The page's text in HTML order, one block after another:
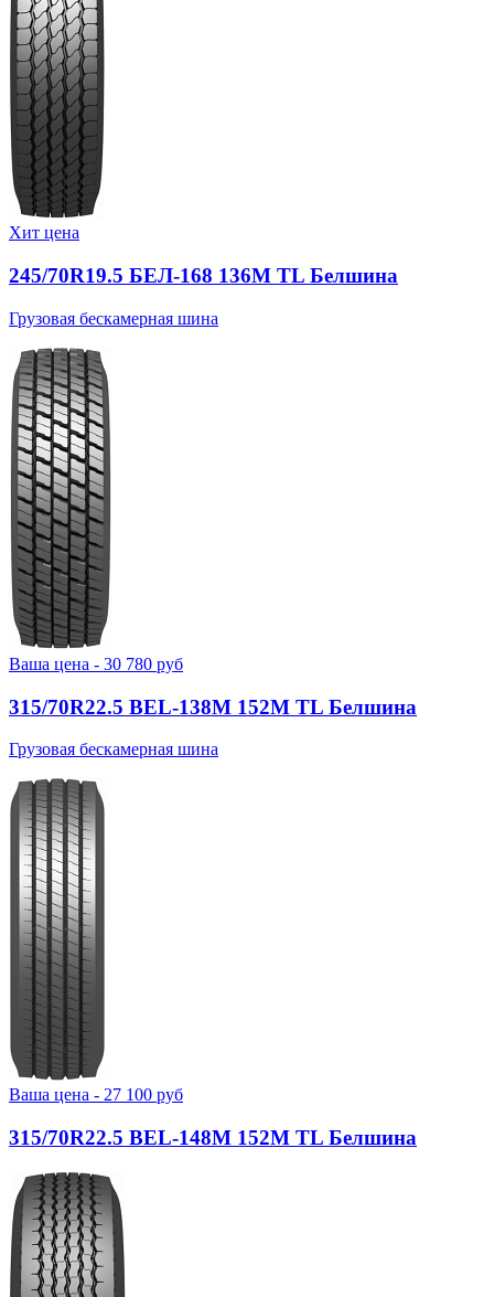
Хит цена
245/70R19.5 БЕЛ-168 136M TL Белшина
Грузовая бескамерная шина
Ваша цена - 30 780 руб
315/70R22.5 BEL-138М 152M TL Белшина
Грузовая бескамерная шина
Ваша цена - 27 100 руб
315/70R22.5 BEL-148М 152M TL Белшина